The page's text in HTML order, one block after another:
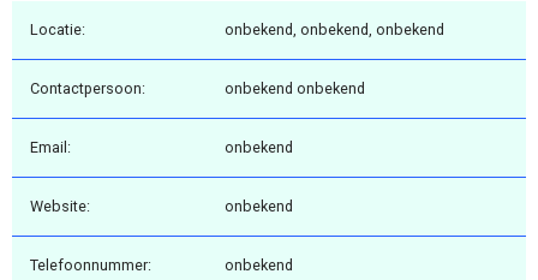
Locatie: onbekend, onbekend, onbekend
Contactpersoon: onbekend onbekend
Email: onbekend
Website: onbekend
Telefoonnummer: onbekend